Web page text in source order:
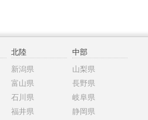
北陸
新潟県
富山県
石川県
福井県
中部
山梨県
長野県
岐阜県
静岡県